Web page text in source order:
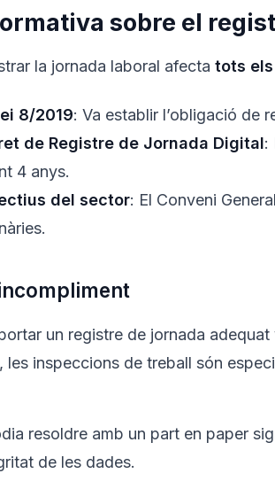
sobre el
la jornada laboral afecta tots
8/2019: Va establir l’obligació de
de Registre de Jornada Digital:
4 anys.
del sector: El Conveni
un registre de jornada adequat
les inspeccions de treball són
resoldre amb un part en paper
de les dades.